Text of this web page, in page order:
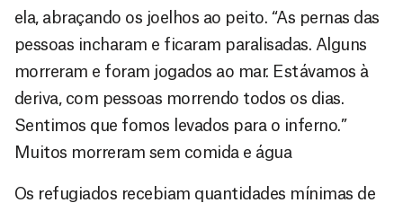
ela, abraçando os joelhos ao peito. “As pernas das
pessoas incharam e ficaram paralisadas. Alguns
morreram e foram jogados ao mar. Estávamos à
deriva, com pessoas morrendo todos os dias.
Sentimos que fomos levados para o inferno.”
Muitos morreram sem comida e água
Os refugiados recebiam quantidades mínimas de